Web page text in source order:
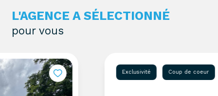
L'AGENCE A SÉLECTIONNÉ
pour vous
Coup de coeur